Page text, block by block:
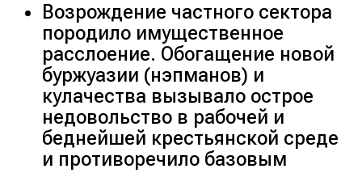
Возрождение частного сектора
породило имущественное
расслоение. Обогащение новой
буржуазии (нэпманов) и
кулачества вызывало острое
недовольство в рабочей и
беднейшей крестьянской среде
и противоречило базовым